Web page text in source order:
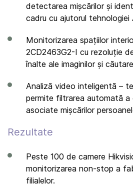
detectarea mișcărilor și
cadru cu ajutorul tehnologiei
Monitorizarea spațiilor
2CD2463G2-I cu rezoluție
înalte ale imaginilor și
Analiză video inteligentă –
permite filtrarea automată a
asociate mișcărilor
Rezultate
Peste 100 de camere
monitorizarea non-stop a
filialelor.